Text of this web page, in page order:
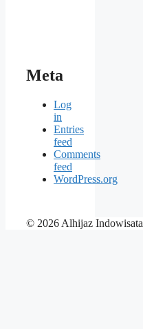
Meta
Log
in
Entries
feed
Comments
feed
WordPress.org
© 2026 Alhijaz Indowisata